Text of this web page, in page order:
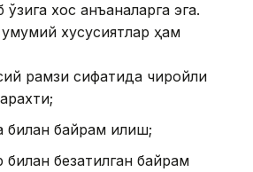
ўзига хос анъаналарга эга.
хусусиятлар ҳам
рамзи сифатида чиройли
билан байрам қилиш;
безатилган байрам